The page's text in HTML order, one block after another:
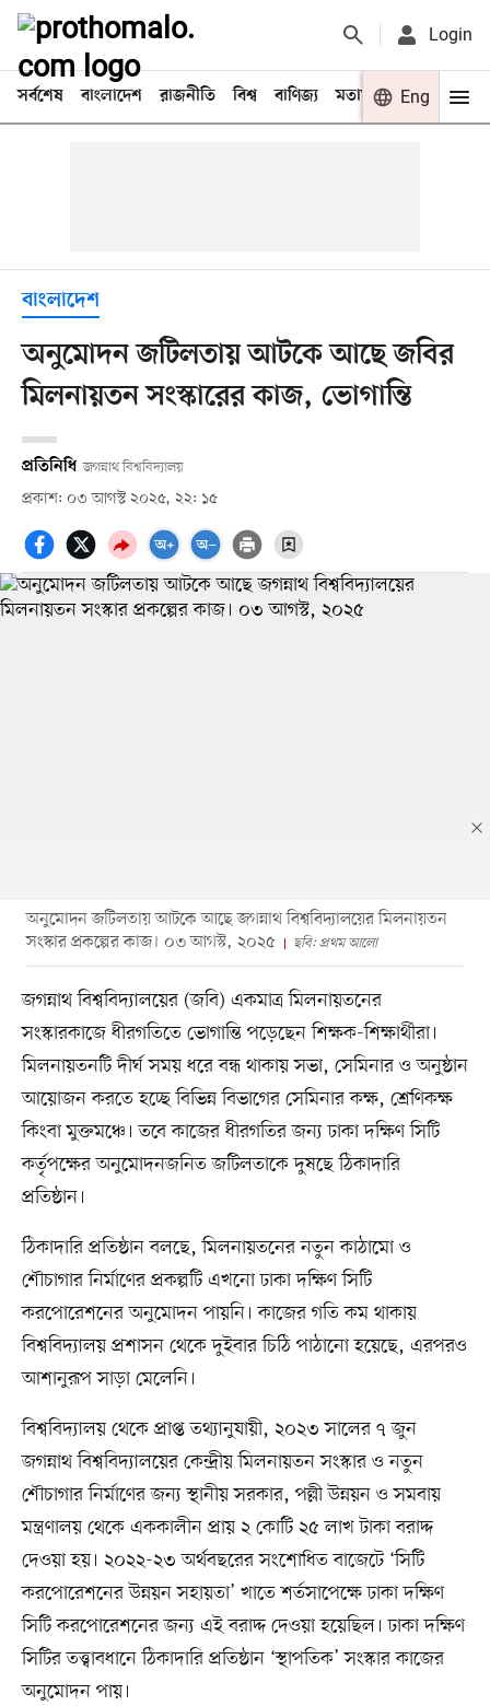
Login
সর্বশেষ বাংলাদেশ রাজনীতি বিশ্ব বাণিজ্য মতামত খেলা
Eng
বাংলাদেশ
অনুমোদন জটিলতায় আটকে আছে জবির
মিলনায়তন সংস্কারের কাজ, ভোগান্তি
প্রতিনিধি জগন্নাথ বিশ্ববিদ্যালয়
প্রকাশ: ০৩ আগস্ট ২০২৫, ২২: ১৫
অনুমোদন জটিলতায় আটকে আছে জগন্নাথ বিশ্ববিদ্যালয়ের মিলনায়তন
সংস্কার প্রকল্পের কাজ। ০৩ আগস্ট, ২০২৫
ছবি: প্রথম আলো
জগন্নাথ বিশ্ববিদ্যালয়ের (জবি) একমাত্র মিলনায়তনের
সংস্কারকাজে ধীরগতিতে ভোগান্তি পড়েছেন শিক্ষক-শিক্ষার্থীরা।
মিলনায়তনটি দীর্ঘ সময় ধরে বন্ধ থাকায় সভা, সেমিনার ও অনুষ্ঠান
আয়োজন করতে হচ্ছে বিভিন্ন বিভাগের সেমিনার কক্ষ, শ্রেণিকক্ষ
কিংবা মুক্তমঞ্চে। তবে কাজের ধীরগতির জন্য ঢাকা দক্ষিণ সিটি
কর্তৃপক্ষের অনুমোদনজনিত জটিলতাকে দুষছে ঠিকাদারি
প্রতিষ্ঠান।
ঠিকাদারি প্রতিষ্ঠান বলছে, মিলনায়তনের নতুন কাঠামো ও
শৌচাগার নির্মাণের প্রকল্পটি এখনো ঢাকা দক্ষিণ সিটি
করপোরেশনের অনুমোদন পায়নি। কাজের গতি কম থাকায়
বিশ্ববিদ্যালয় প্রশাসন থেকে দুইবার চিঠি পাঠানো হয়েছে, এরপরও
আশানুরূপ সাড়া মেলেনি।
বিশ্ববিদ্যালয় থেকে প্রাপ্ত তথ্যানুযায়ী, ২০২৩ সালের ৭ জুন
জগন্নাথ বিশ্ববিদ্যালয়ের কেন্দ্রীয় মিলনায়তন সংস্কার ও নতুন
শৌচাগার নির্মাণের জন্য স্থানীয় সরকার, পল্লী উন্নয়ন ও সমবায়
মন্ত্রণালয় থেকে এককালীন প্রায় ২ কোটি ২৫ লাখ টাকা বরাদ্দ
দেওয়া হয়। ২০২২-২৩ অর্থবছরের সংশোধিত বাজেটে ‘সিটি
করপোরেশনের উন্নয়ন সহায়তা’ খাতে শর্তসাপেক্ষে ঢাকা দক্ষিণ
সিটি করপোরেশনের জন্য এই বরাদ্দ দেওয়া হয়েছিল। ঢাকা দক্ষিণ
সিটির তত্ত্বাবধানে ঠিকাদারি প্রতিষ্ঠান ‘স্থাপতিক’ সংস্কার কাজের
অনুমোদন পায়।